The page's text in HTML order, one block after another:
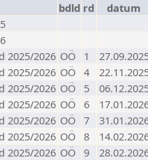
bdld rd
datum
2025/2026 OÖ 1
2025/2026 OÖ 4
2025/2026 OÖ 5
2025/2026 OÖ 6
2025/2026 OÖ 7
2025/2026 OÖ 8
2025/2026 OÖ 9